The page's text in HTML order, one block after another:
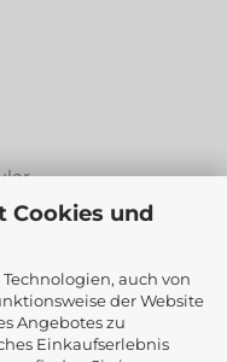
Cookies und
auch von
der Website
Angebotes zu
Einkaufserlebnis